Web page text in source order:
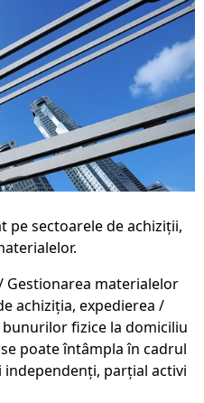
pe sectoarele de achiziții,
Gestionarea materialelor
achiziția, expedierea /
fizice la domiciliu
poate întâmpla în cadrul
parțial activi